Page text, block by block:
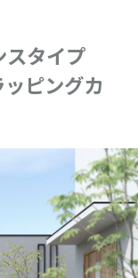
タイプ
ッピングカ